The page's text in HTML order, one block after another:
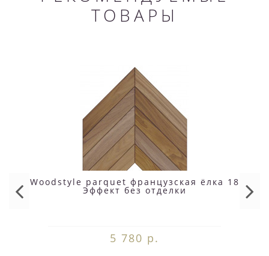
ТОВАРЫ
Woodstyle parquet французская ёлка 18
Эффект без отделки
5 780 р.